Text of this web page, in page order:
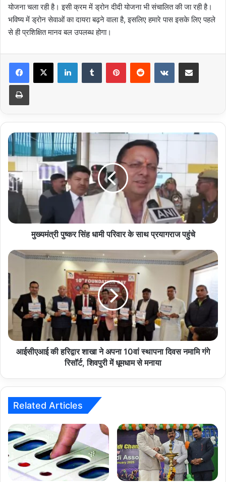
योजना चला रही है। इसी क्रम में ड्रोन दीदी योजना भी संचालित की जा रही है।
भविष्य में ड्रोन सेवाओं का दायरा बढ़ने वाला है, इसलिए हमारे पास इसके लिए पहले
से ही प्रशिक्षित मानव बल उपलब्ध होगा।
LinkedInTumblr PinterestReddit VKontakteShare via Email
Print
मुख्यमंत्री
सिंह
धामी
परिवार
के
प्रयागराज
पहुंचे
मुख्यमंत्री पुष्कर सिंह धामी परिवार के साथ प्रयागराज पहुंचे
आईसीएआई
हरिद्वार
शाखा
ने
अपना
10वां
स्थापना
दिवस
नमामि
धूमधाम
से
मनाया
आईसीएआई की हरिद्वार शाखा ने अपना 10वां स्थापना दिवस नमामि गंगे
रिसॉर्ट, शिवपुरी में धूमधाम से मनाया
Related Articles